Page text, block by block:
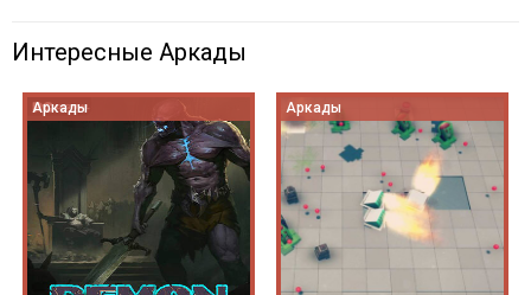
Интересные Аркады
Аркады Аркады